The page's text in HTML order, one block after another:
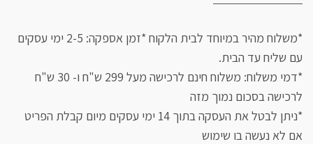
*משלוח מהיר במיוחד לבית הלקוח *זמן אספקה: 2-5 ימי עסקים
עם שליח עד הבית.
*דמי משלוח: משלוח חינם לרכישה מעל 299 ש"ח ו- 30 ש"ח
לרכישה בסכום נמוך מזה
*ניתן לבטל את העסקה בתוך 14 ימי עסקים מיום קבלת הפריט
אם לא נעשה בו שימוש